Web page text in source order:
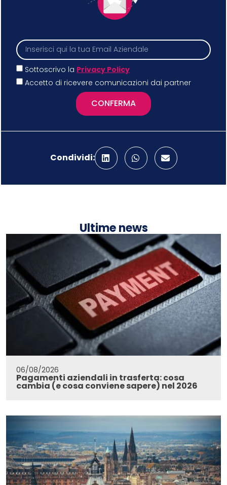
Sottoscrivo la Privacy Policy
Accetto di ricevere comunicazioni dai partner
CONFERMA
Condividi:
Ultime news
06/08/2026
Pagamenti aziendali in trasferta: cosa
cambia (e cosa conviene sapere) nel 2026